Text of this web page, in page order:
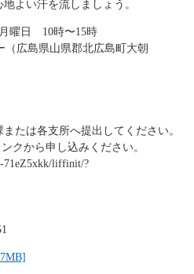
よい汗を流しましょう。​
月曜日 10時〜15時
（広島県山県郡北広島町大朝
たは各支所へ提出してください。
クから申し込みください。
71eZ5xkk/liffinit/?